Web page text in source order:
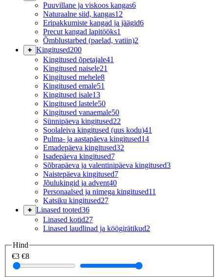
Puuvillane ja viskoos kangas6
Naturaalne siid, kangas12
Eripakkumiste kangad ja jäägid6
Precut kangad lapitööks1
Õmblustarbed (paelad, vatiin)2
Kingitused200
Kingitused õpetajale41
Kingitused naisele21
Kingitused mehele8
Kingitused emale51
Kingitused isale13
Kingitused lastele50
Kingitused vanaemale50
Sünnipäeva kingitused22
Soolaleiva kingitused (uus kodu)41
Pulma- ja aastapäeva kingitused14
Emadepäeva kingitused32
Isadepäeva kingitused7
Sõbrapäeva ja valentinipäeva kingitused3
Naistepäeva kingitused7
Jõulukingid ja advent40
Personaalsed ja nimega kingitused11
Katsiku kingitused27
Linased tooted36
Linased kotid27
Linased laudlinad ja köögirätikud2
Hind
€3 €8